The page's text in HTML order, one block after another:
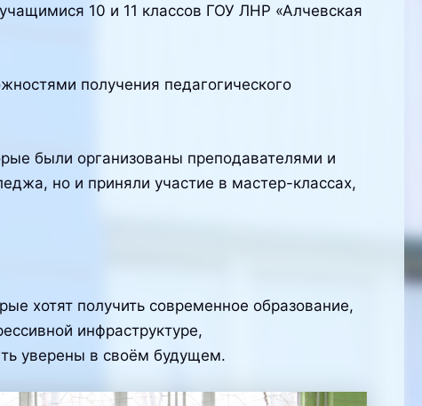
10 и 11 классов ГОУ ЛНР «Алчевская
получения педагогического
были организованы преподавателями и
но и приняли участие в мастер-классах,
хотят получить современное образование,
инфраструктуре,
уверены в своём будущем.